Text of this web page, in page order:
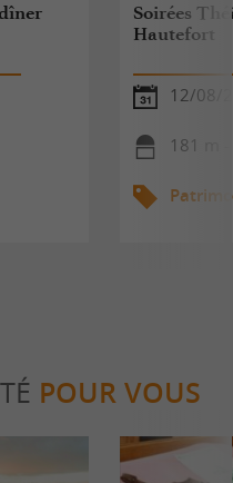
Soirées
Hautefort
12/08/
181 m
POUR VOUS